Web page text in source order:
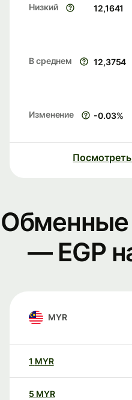
Низкий 12,1641
В среднем 12,3754
Изменение -0.03%
Обменные
— EGP
MYR
1 MYR
5 MYR